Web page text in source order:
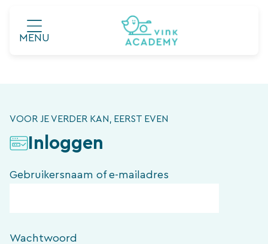
naar
MENU
VOOR JE VERDER KAN, EERST EVEN
Inloggen
Gebruikersnaam of e-mailadres
Wachtwoord